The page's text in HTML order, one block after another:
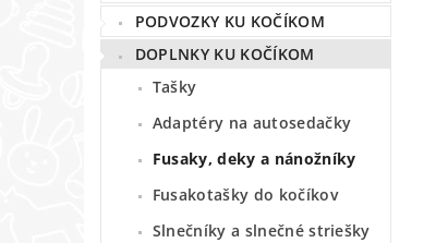
PODVOZKY KU KOČÍKOM
DOPLNKY KU KOČÍKOM
Tašky
Adaptéry na autosedačky
Fusaky, deky a nánožníky
Fusakotašky do kočíkov
Slnečníky a slnečné striešky